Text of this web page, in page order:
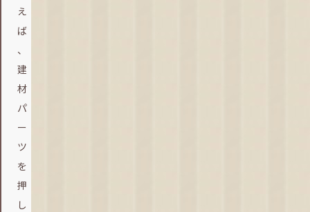
え
ば
、
建
材
パ
ー
ツ
を
押
し